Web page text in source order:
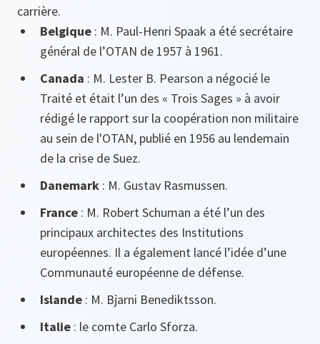
carrière.
Belgique : M. Paul-Henri Spaak a été secrétaire
général de l’OTAN de 1957 à 1961.
Canada : M. Lester B. Pearson a négocié le
Traité et était l’un des « Trois Sages » à avoir
rédigé le rapport sur la coopération non militaire
au sein de l'OTAN, publié en 1956 au lendemain
de la crise de Suez.
Danemark : M. Gustav Rasmussen.
France : M. Robert Schuman a été l’un des
principaux architectes des Institutions
européennes. Il a également lancé l’idée d’une
Communauté européenne de défense.
Islande : M. Bjarni Benediktsson.
Italie : le comte Carlo Sforza.